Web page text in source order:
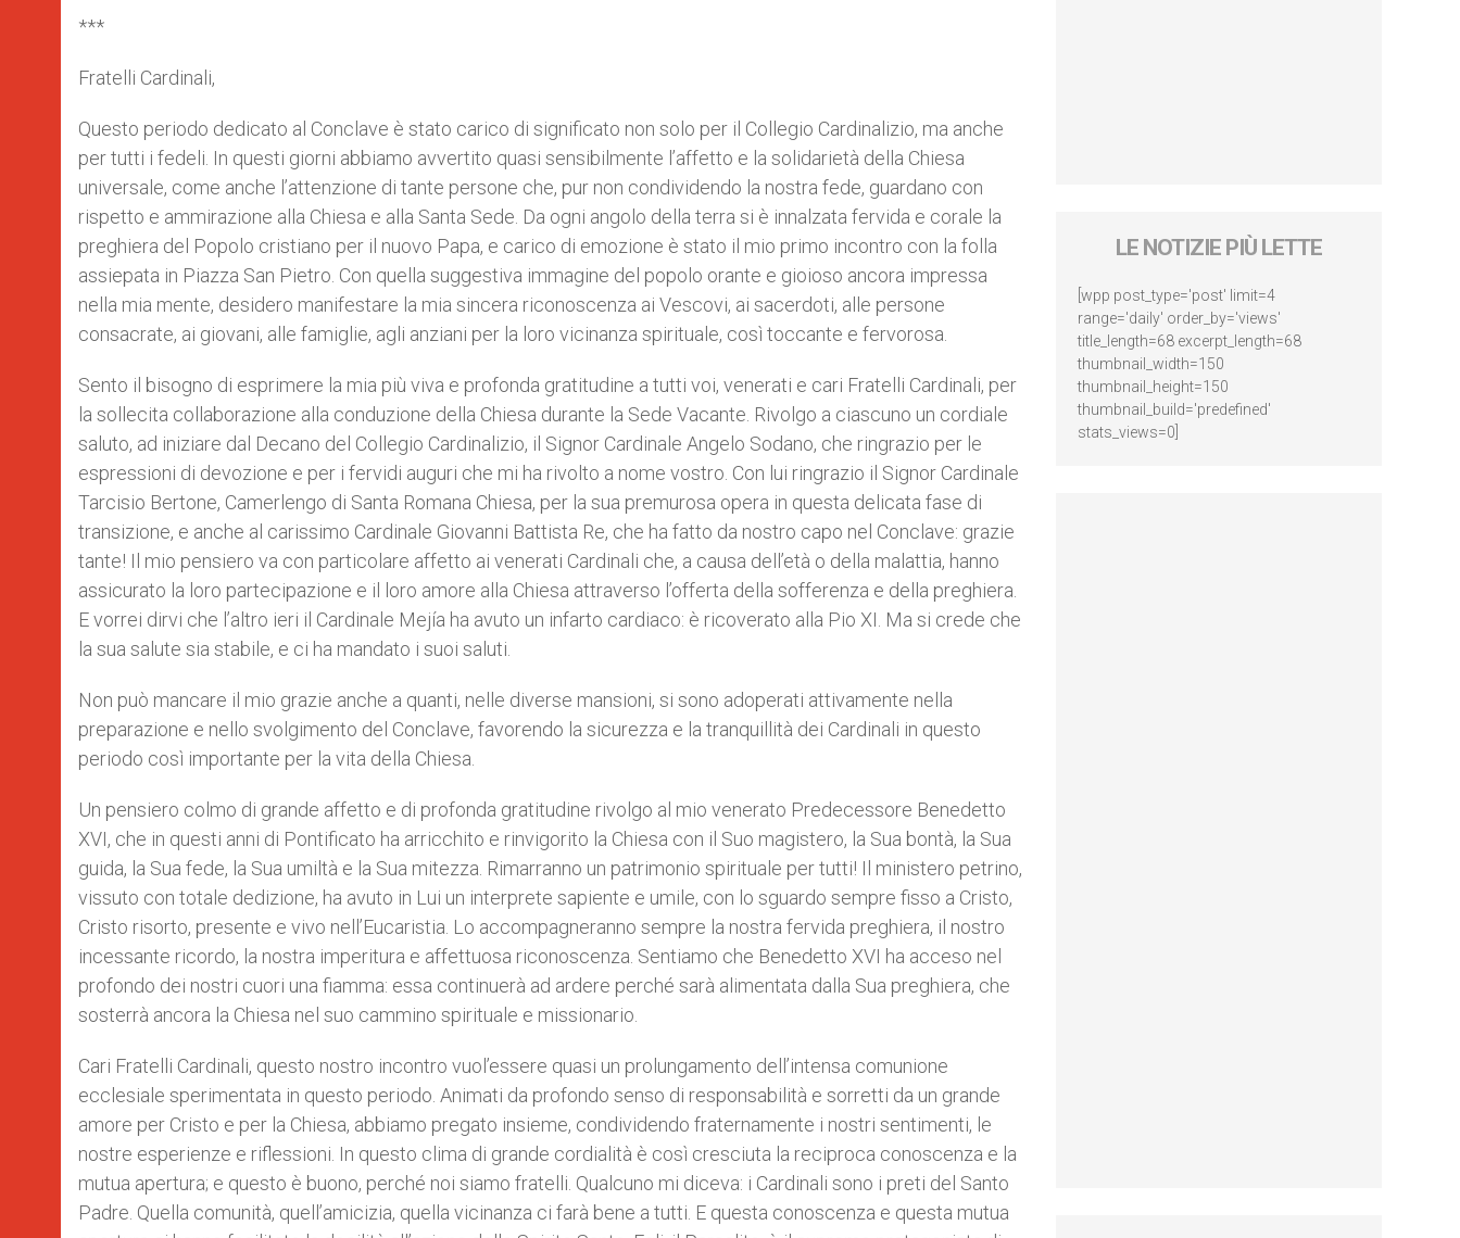
***
Fratelli Cardinali,
Questo periodo dedicato al Conclave è stato carico di significato non solo per il Collegio Cardinalizio, ma anche
per tutti i fedeli. In questi giorni abbiamo avvertito quasi sensibilmente l’affetto e la solidarietà della Chiesa
universale, come anche l’attenzione di tante persone che, pur non condividendo la nostra fede, guardano con
rispetto e ammirazione alla Chiesa e alla Santa Sede. Da ogni angolo della terra si è innalzata fervida e corale la
preghiera del Popolo cristiano per il nuovo Papa, e carico di emozione è stato il mio primo incontro con la folla
assiepata in Piazza San Pietro. Con quella suggestiva immagine del popolo orante e gioioso ancora impressa
nella mia mente, desidero manifestare la mia sincera riconoscenza ai Vescovi, ai sacerdoti, alle persone
consacrate, ai giovani, alle famiglie, agli anziani per la loro vicinanza spirituale, così toccante e fervorosa.
Sento il bisogno di esprimere la mia più viva e profonda gratitudine a tutti voi, venerati e cari Fratelli Cardinali, per
la sollecita collaborazione alla conduzione della Chiesa durante la Sede Vacante. Rivolgo a ciascuno un cordiale
saluto, ad iniziare dal Decano del Collegio Cardinalizio, il Signor Cardinale Angelo Sodano, che ringrazio per le
espressioni di devozione e per i fervidi auguri che mi ha rivolto a nome vostro. Con lui ringrazio il Signor Cardinale
Tarcisio Bertone, Camerlengo di Santa Romana Chiesa, per la sua premurosa opera in questa delicata fase di
transizione, e anche al carissimo Cardinale Giovanni Battista Re, che ha fatto da nostro capo nel Conclave: grazie
tante! Il mio pensiero va con particolare affetto ai venerati Cardinali che, a causa dell’età o della malattia, hanno
assicurato la loro partecipazione e il loro amore alla Chiesa attraverso l’offerta della sofferenza e della preghiera.
E vorrei dirvi che l’altro ieri il Cardinale Mejía ha avuto un infarto cardiaco: è ricoverato alla Pio XI. Ma si crede che
la sua salute sia stabile, e ci ha mandato i suoi saluti.
Non può mancare il mio grazie anche a quanti, nelle diverse mansioni, si sono adoperati attivamente nella
preparazione e nello svolgimento del Conclave, favorendo la sicurezza e la tranquillità dei Cardinali in questo
periodo così importante per la vita della Chiesa.
Un pensiero colmo di grande affetto e di profonda gratitudine rivolgo al mio venerato Predecessore Benedetto
XVI, che in questi anni di Pontificato ha arricchito e rinvigorito la Chiesa con il Suo magistero, la Sua bontà, la Sua
guida, la Sua fede, la Sua umiltà e la Sua mitezza. Rimarranno un patrimonio spirituale per tutti! Il ministero petrino,
vissuto con totale dedizione, ha avuto in Lui un interprete sapiente e umile, con lo sguardo sempre fisso a Cristo,
Cristo risorto, presente e vivo nell’Eucaristia. Lo accompagneranno sempre la nostra fervida preghiera, il nostro
incessante ricordo, la nostra imperitura e affettuosa riconoscenza. Sentiamo che Benedetto XVI ha acceso nel
profondo dei nostri cuori una fiamma: essa continuerà ad ardere perché sarà alimentata dalla Sua preghiera, che
sosterrà ancora la Chiesa nel suo cammino spirituale e missionario.
Cari Fratelli Cardinali, questo nostro incontro vuol’essere quasi un prolungamento dell’intensa comunione
ecclesiale sperimentata in questo periodo. Animati da profondo senso di responsabilità e sorretti da un grande
amore per Cristo e per la Chiesa, abbiamo pregato insieme, condividendo fraternamente i nostri sentimenti, le
nostre esperienze e riflessioni. In questo clima di grande cordialità è così cresciuta la reciproca conoscenza e la
mutua apertura; e questo è buono, perché noi siamo fratelli. Qualcuno mi diceva: i Cardinali sono i preti del Santo
Padre. Quella comunità, quell’amicizia, quella vicinanza ci farà bene a tutti. E questa conoscenza e questa mutua
LE NOTIZIE PIÙ LETTE
[wpp post_type='post' limit=4
range='daily' order_by='views'
title_length=68 excerpt_length=68
thumbnail_width=150
thumbnail_height=150
thumbnail_build='predefined'
stats_views=0]